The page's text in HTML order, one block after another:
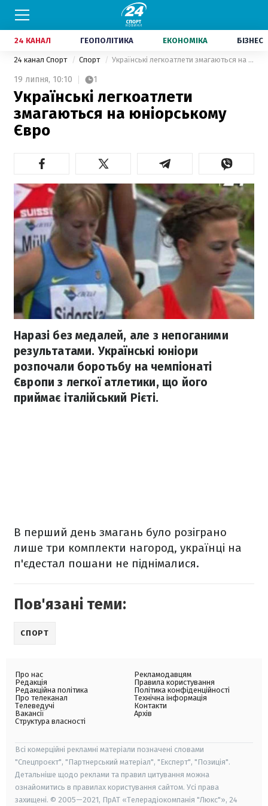
24 КАНАЛ ГЕОПОЛІТИКА ЕКОНОМІКА БІЗНЕС
24 канал Спорт Спорт Українські легкоатлети змагаються на юніорському Євро
19 липня, 10:10 1
Українські легкоатлети
змагаються на юніорському
Євро
Наразі без медалей, але з непоганими
результатами. Українські юніори
розпочали боротьбу на чемпіонаті
Європи з легкої атлетики, що його
приймає італійський Рієті.
В перший день змагань було розіграно
лише три комплекти нагород, українці на
п'єдестал пошани не піднімалися.
Пов'язані теми:
СПОРТ
Про нас
Редакція
Редакційна політика
Про телеканал
Телеведучі
Вакансії
Структура власності
Рекламодавцям
Правила користування
Політика конфіденційності
Технічна інформація
Контакти
Архів
Всі комерційні рекламні матеріали позначені словами
"Спецпроєкт", "Партнерський матеріал", "Експерт", "Позиція".
Детальніше щодо реклами та правил цитування можна
ознайомитись в правилах користування сайтом. Усі права
захищені. © 2005—2021, ПрАТ «Телерадіокомпанія "Люкс"», 24